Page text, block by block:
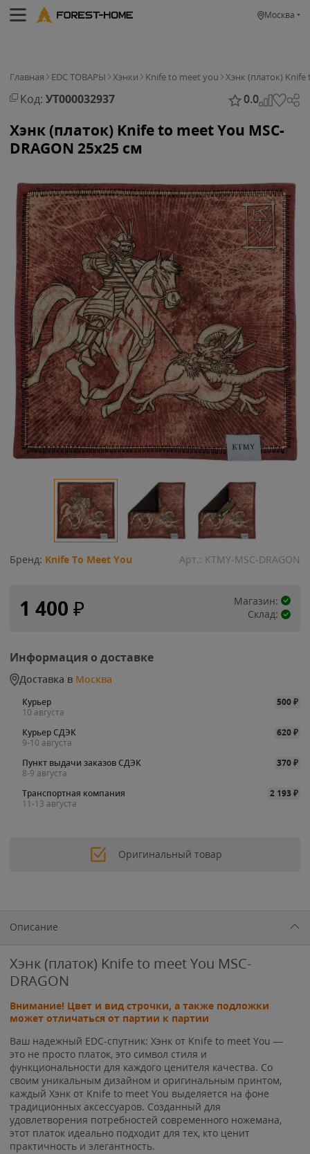
Москва
Главная EDC ТОВАРЫ Хэнки Knife to meet you Хэнк (платок) Knife
Код: УТ000032937 0.0
Хэнк (платок) Knife to meet You MSC-
DRAGON 25х25 см
Бренд: Knife To Meet You Арт.: KTMY-MSC-DRAGON
1 400 ₽
Магазин:
Склад:
Информация о доставке
Доставка в Москва
Курьер 500₽
10 августа
Курьер СДЭК
620₽
9-10 августа
Пункт выдачи заказов СДЭК
370₽
8-9 августа
Транспортная компания
2 193₽
11-13 августа
Оригинальный товар
Описание
Хэнк (платок) Knife to meet You MSC-
DRAGON
Внимание! Цвет и вид строчки, а также подложки
может отличаться от партии к партии
Ваш надежный EDC-спутник: Хэнк от Knife to meet You —
это не просто платок, это символ стиля и
функциональности для каждого ценителя качества. Со
своим уникальным дизайном и оригинальным принтом,
каждый Хэнк от Knife to meet You выделяется на фоне
традиционных аксессуаров. Созданный для
удовлетворения потребностей современного ножемана,
этот платок идеально подходит для тех, кто ценит
практичность и элегантность.